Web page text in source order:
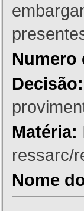
Numero
Decisão:
Matéria:
ressarc/
Nome